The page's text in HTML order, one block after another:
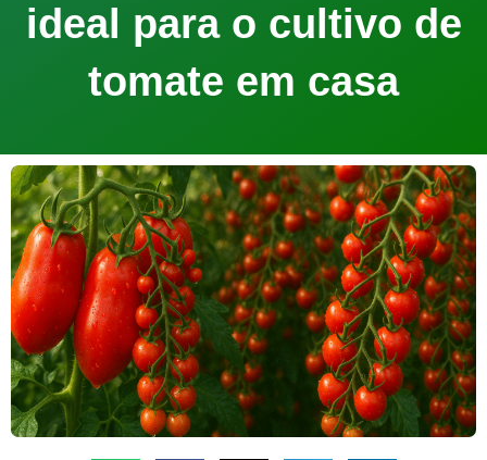
ideal para o cultivo de
tomate em casa